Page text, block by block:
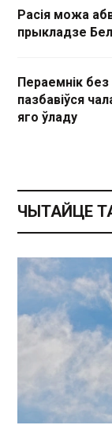
Расія можа
прыкладзе
Пераемнік
пазбавіўся
яго ўладу
ЧЫТАЙЦЕ